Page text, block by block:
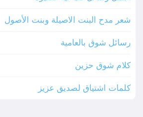
شعر مدح البنت الاصيلة وبنت الأصول
رسائل شوق بالعامية
كلام شوق حزين
كلمات اشتياق لصديق عزيز